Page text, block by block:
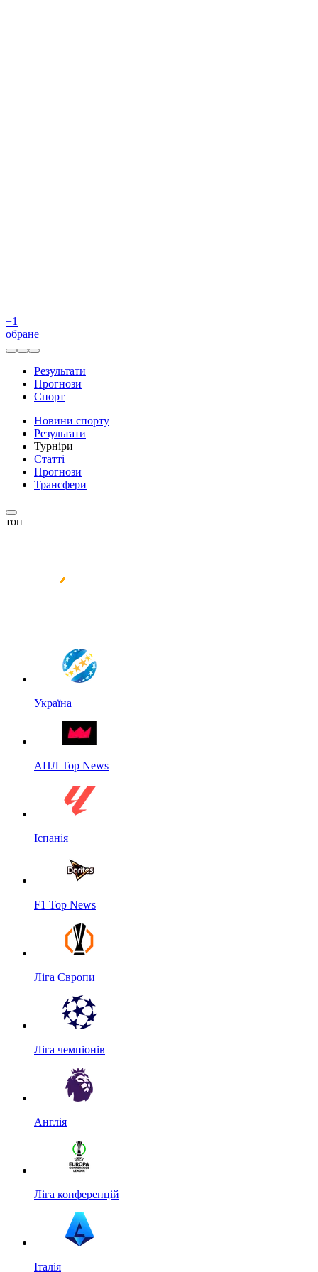
+1
обране
Результати
Прогнози
Спорт
Новини спорту
Результати
Турніри
Статті
Прогнози
Трансфери
топ
Україна
АПЛ Top News
Іспанія
F1 Top News
Ліга Європи
Ліга чемпіонів
Англія
Ліга конференцій
Італія